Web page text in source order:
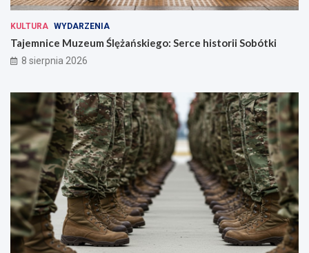
KULTURA WYDARZENIA
Tajemnice Muzeum Ślężańskiego: Serce historii Sobótki
8 sierpnia 2026